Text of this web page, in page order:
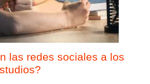
las redes sociales a los